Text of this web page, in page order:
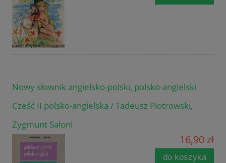
Nowy słownik angielsko-polski, polsko-angielski
Cześć II polsko-angielska / Tadeusz Piotrowski,
Zygmunt Saloni
16,90 zł
do koszyka